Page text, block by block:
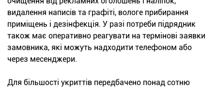
видалення написів та графіті, вологе прибирання
приміщень і дезінфекція. У разі потреби підрядник
також має оперативно реагувати на термінові заявки
замовника, які можуть надходити телефоном або
через месенджери.
Для більшості укриттів передбачено понад сотню